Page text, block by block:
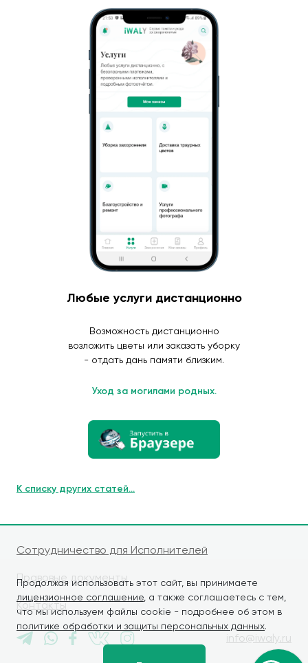
Продолжая использовать этот сайт, вы принимаете
лицензионное соглашение , а также соглашаетесь с тем,
что мы используем файлы cookie - подробнее об этом в
политике обработки и защиты персональных данных.
Любые услуги дистанционно
Возможность дистанционно
возложить цветы или заказать уборку
- отдать дань памяти близким.
Уход за могилами родных.
К списку других статей...
Сотрудничество для Исполнителей
Правовые документы
Контакты
info@iwaly.ru